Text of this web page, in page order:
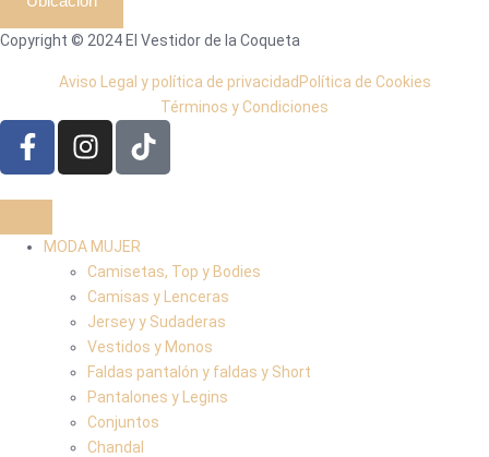
Copyright © 2024 El Vestidor de la Coqueta
Aviso Legal y política de privacidad Política de Cookies
Términos y Condiciones
MODA MUJER
Camisetas, Top y Bodies
Camisas y Lenceras
Jersey y Sudaderas
Vestidos y Monos
Faldas pantalón y faldas y Short
Pantalones y Legins
Conjuntos
Chandal